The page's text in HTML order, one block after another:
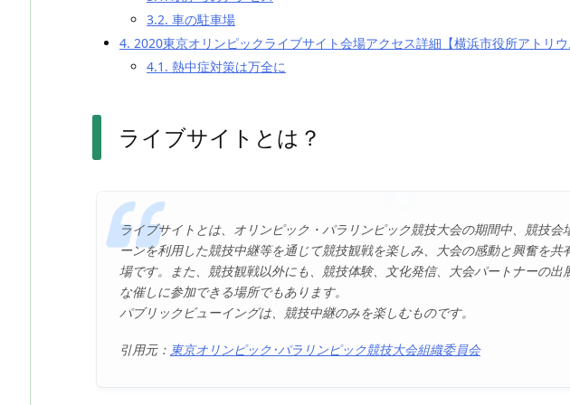
3.2. 車の駐車場
4. 2020東京オリンピックライブサイト会場アクセス詳細【横浜市役所アトリ
4.1. 熱中症対策は万全に
ライブサイトとは？
ライブサイトとは、オリンピック・パラリンピック競技大会の期間中、競技会
ーンを利用した競技中継等を通じて競技観戦を楽しみ、大会の感動と興奮を共
場です。また、競技観戦以外にも、競技体験、文化発信、大会パートナーの出
な催しに参加できる場所でもあります。
パブリックビューイングは、競技中継のみを楽しむものです。
引用元： 東京オリンピック･パラリンピック競技大会組織委員会